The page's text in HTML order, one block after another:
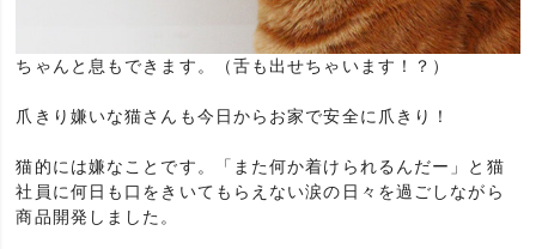
ちゃんと息もできます。（舌も出せちゃいます！？）
爪きり嫌いな猫さんも今日からお家で安全に爪きり！
猫的には嫌なことです。「また何か着けられるんだー」と猫
社員に何日も口をきいてもらえない涙の日々を過ごしながら
商品開発しました。